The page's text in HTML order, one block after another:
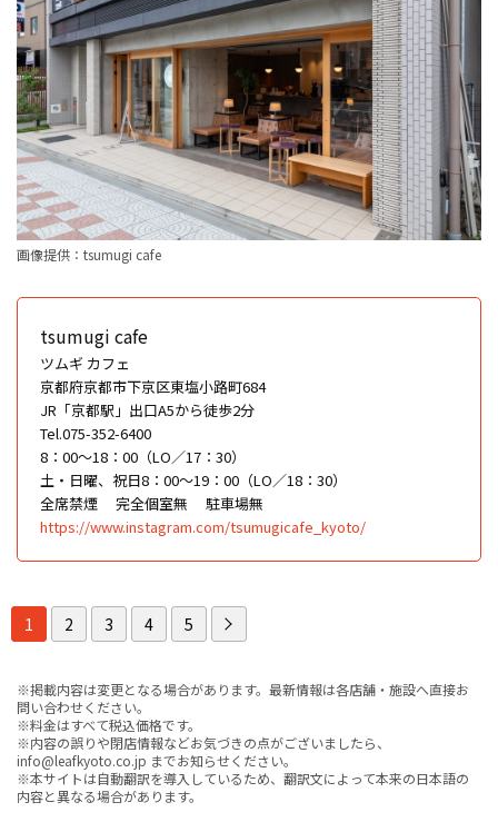
画像提供：tsumugi cafe
tsumugi cafe
ツムギ カフェ
京都府京都市下京区東塩小路町684
JR「京都駅」出口A5から徒歩2分
Tel.075-352-6400
8：00～18：00（LO／17：30）
土・日曜、祝日8：00～19：00（LO／18：30）
全席禁煙
完全個室無
駐車場無
https://www.instagram.com/tsumugicafe_kyoto/
1 2 3 4 5
※掲載内容は変更となる場合があります。最新情報は各店舗・施設へ直接お
問い合わせください。
※料金はすべて税込価格です。
※内容の誤りや閉店情報などお気づきの点がございましたら、
info@leafkyoto.co.jp までお知らせください。
※本サイトは自動翻訳を導入しているため、翻訳文によって本来の日本語の
内容と異なる場合があります。